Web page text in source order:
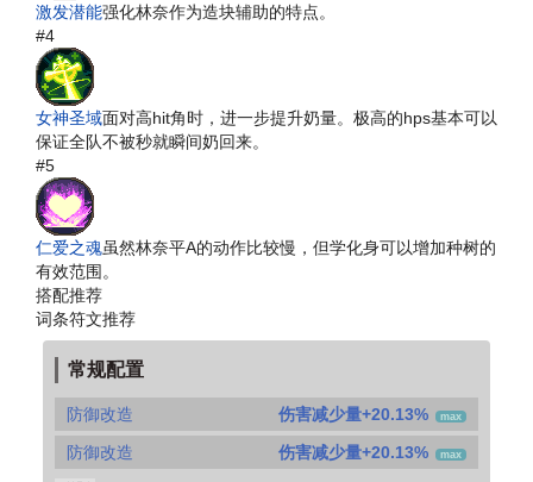
激发潜能强化林奈作为造块辅助的特点。
#4
女神圣域面对高hit角时，进一步提升奶量。极高的hps基本可以
保证全队不被秒就瞬间奶回来。
#5
仁爱之魂虽然林奈平A的动作比较慢，但学化身可以增加种树的
有效范围。
搭配推荐
词条符文推荐
常规配置
防御改造 伤害减少量+20.13% max
防御改造 伤害减少量+20.13% max